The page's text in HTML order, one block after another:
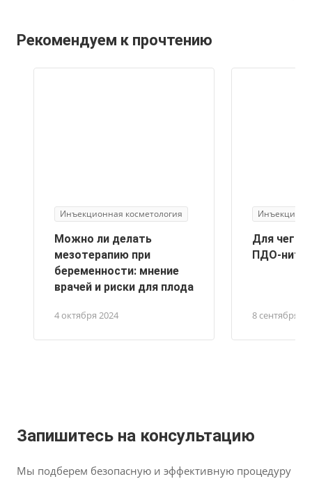
Рекомендуем к прочтению
Инъекционная косметология
4 октября 2024
Можно ли делать
мезотерапию при
беременности: мнение
врачей и риски для плода
8 сентября
Для чего
ПДО-
Запишитесь на консультацию
Мы подберем безопасную и эффективную процедуру